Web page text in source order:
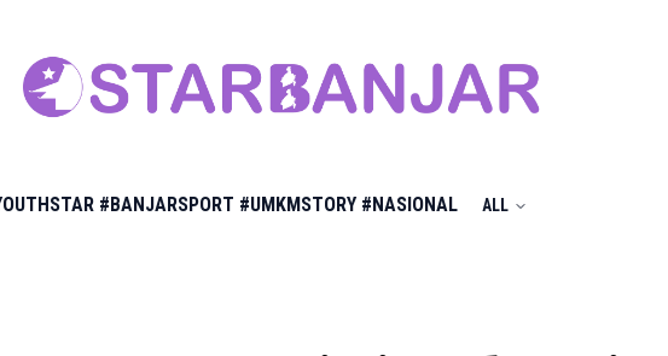
#BANJARSPORT #UMKMSTORY #NASIONAL ALL